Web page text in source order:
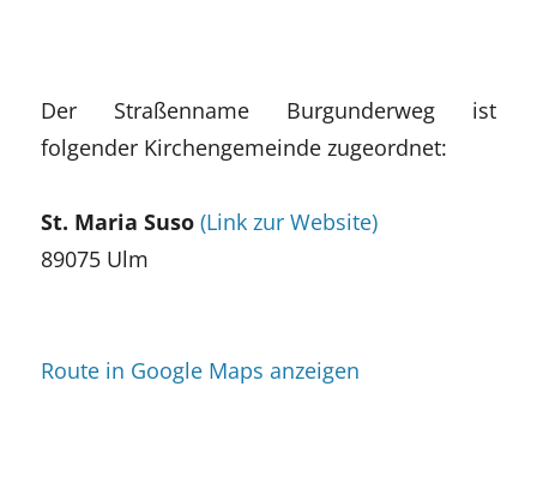
Der Straßenname Burgunderweg ist
folgender Kirchengemeinde zugeordnet:
St. Maria Suso (Link zur Website)
89075 Ulm
Route in Google Maps anzeigen